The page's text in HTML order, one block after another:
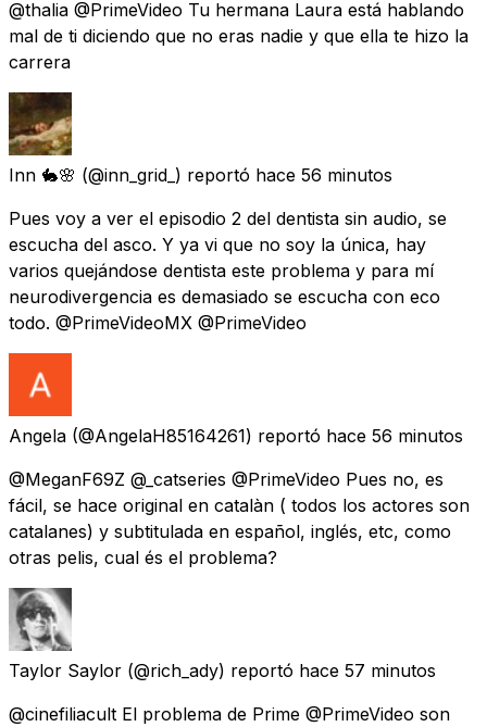
@thalia @PrimeVideo Tu hermana Laura está hablando
mal de ti diciendo que no eras nadie y que ella te hizo la
carrera
Inn 🐇🌸 (@inn_grid_) reportó hace 56 minutos
Pues voy a ver el episodio 2 del dentista sin audio, se
escucha del asco. Y ya vi que no soy la única, hay
varios quejándose dentista este problema y para mí
neurodivergencia es demasiado se escucha con eco
todo. @PrimeVideoMX @PrimeVideo
Angela (@AngelaH85164261) reportó hace 56 minutos
@MeganF69Z @_catseries @PrimeVideo Pues no, es
fácil, se hace original en catalàn ( todos los actores son
catalanes) y subtitulada en español, inglés, etc, como
otras pelis, cual és el problema?
Taylor Saylor (@rich_ady) reportó hace 57 minutos
@cinefiliacult El problema de Prime @PrimeVideo son